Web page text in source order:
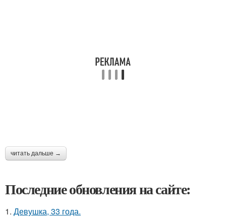
читать дальше →
Последние обновления на сайте:
1. Девушка, 33 года.